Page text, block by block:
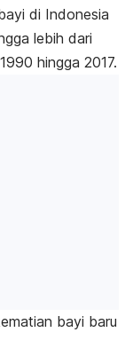
di Indonesia
lebih dari
hingga 2017.
bayi baru